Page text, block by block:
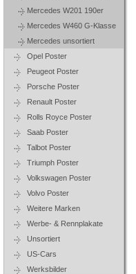
Mercedes W201 190er
Mercedes W460 G-Klasse
Mercedes unsortiert
Opel Poster
Peugeot Poster
Porsche Poster
Renault Poster
Rolls Royce Poster
Saab Poster
Talbot Poster
Triumph Poster
Volkswagen Poster
Volvo Poster
Weitere Marken
Werbe- & Rennplakate
Unsortiert
US-Cars
Werksbilder